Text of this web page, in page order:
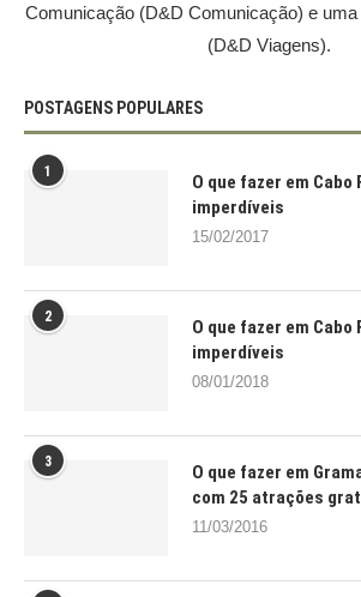
Comunicação (D&D Comunicação) e
(D&D Viagens).
POSTAGENS POPULARES
1
O que fazer em
imperdíveis
15/02/2017
2
O que fazer em
imperdíveis
08/01/2018
3
O que fazer em
com 25 atrações
11/03/2016